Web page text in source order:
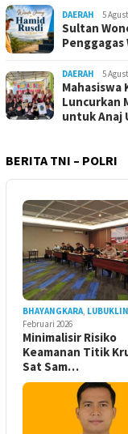
DAERAH 5
Sultan
Penggagas
DAERAH 5
Mahasiswa
Luncurkan
untuk Anaj
BERITA TNI – POLRI
BHAYANGKARA
Februari 2026
Minimalisir Risiko
Keamanan Titik
Sat Sam…